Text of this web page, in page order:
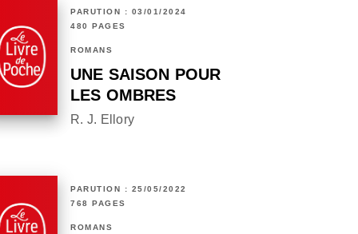
PARUTION : 03/01/2024
480 PAGES
ROMANS
UNE SAISON POUR
LES OMBRES
R. J. Ellory
PARUTION : 25/05/2022
768 PAGES
ROMANS